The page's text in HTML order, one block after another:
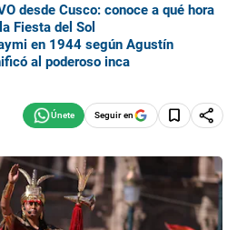
desde Cusco: conoce a qué hora
Fiesta del Sol
en 1944 según Agustín
al poderoso inca
Seguir en